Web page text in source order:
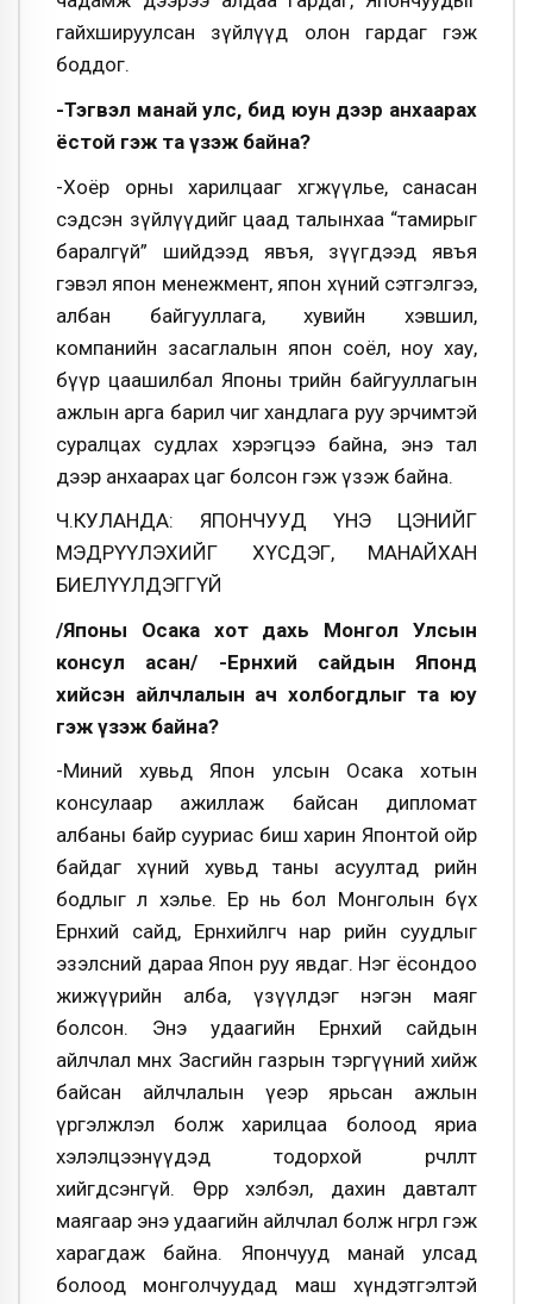
гайхшируулсан зүйлүүд олон гардаг гэж
боддог.
-Тэгвэл манай улс, бид юун дээр анхаарах
ёстой гэж та үзэж байна?
-Хоёр орны харилцааг хөгжүүлье, санасан
сэдсэн зүйлүүдийг цаад талынхаа “тамирыг
баралгүй” шийдээд явъя, зүүгдээд явъя
гэвэл япон менежмент, япон хүний сэтгэлгээ,
албан байгууллага, хувийн хэвшил,
компанийн засаглалын япон соёл, ноу хау,
бүүр цаашилбал Японы төрийн байгууллагын
ажлын арга барил чиг хандлага руу эрчимтэй
суралцах судлах хэрэгцээ байна, энэ тал
дээр анхаарах цаг болсон гэж үзэж байна.
Ч.КУЛАНДА: ЯПОНЧУУД ҮНЭ ЦЭНИЙГ
МЭДРҮҮЛЭХИЙГ ХҮСДЭГ, МАНАЙХАН
БИЕЛҮҮЛДЭГГҮЙ
/Японы Осака хот дахь Монгол Улсын
консул асан/ -Ерөнхий сайдын Японд
хийсэн айлчлалын ач холбогдлыг та юу
гэж үзэж байна?
-Миний хувьд Япон улсын Осака хотын
консулаар ажиллаж байсан дипломат
албаны байр сууриас биш харин Японтой ойр
байдаг хүний хувьд таны асуултад өөрийн
бодлыг л хэлье. Ер нь бол Монголын бүх
Ерөнхий сайд, Ерөнхийлөгч нар өөрийн суудлыг
эзэлсний дараа Япон руу явдаг. Нэг ёсондоо
жижүүрийн алба, үзүүлдэг нэгэн маяг
болсон. Энэ удаагийн Ерөнхий сайдын
айлчлал өмнөх Засгийн газрын тэргүүний хийж
байсан айлчлалын үеэр ярьсан ажлын
үргэлжлэл болж харилцаа болоод яриа
хэлэлцээнүүдэд тодорхой өөрчлөлт
хийгдсэнгүй. Өөрөөр хэлбэл, дахин давталт
маягаар энэ удаагийн айлчлал болж өнгөрлөө гэж
харагдаж байна. Япончууд манай улсад
болоод монголчуудад маш хүндэтгэлтэй